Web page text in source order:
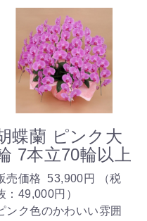
蝶蘭 ピンク大
7本立70輪以上
売価格 53,900円
（税
： 49,000円 ）
ンク色のかわいい雰囲